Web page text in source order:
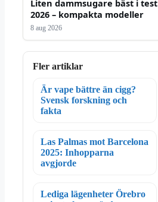
Liten dammsugare bäst i test
2026 – kompakta modeller
8 aug 2026
Fler artiklar
Är vape bättre än cigg?
Svensk forskning och
fakta
Las Palmas mot Barcelona
2025: Inhopparna
avgjorde
Lediga lägenheter Örebro